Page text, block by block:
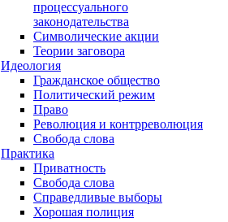
процессуального
законодательства
Символические акции
Теории заговора
Идеология
Гражданское общество
Политический режим
Право
Революция и контрреволюция
Свобода слова
Практика
Приватность
Свобода слова
Справедливые выборы
Хорошая полиция